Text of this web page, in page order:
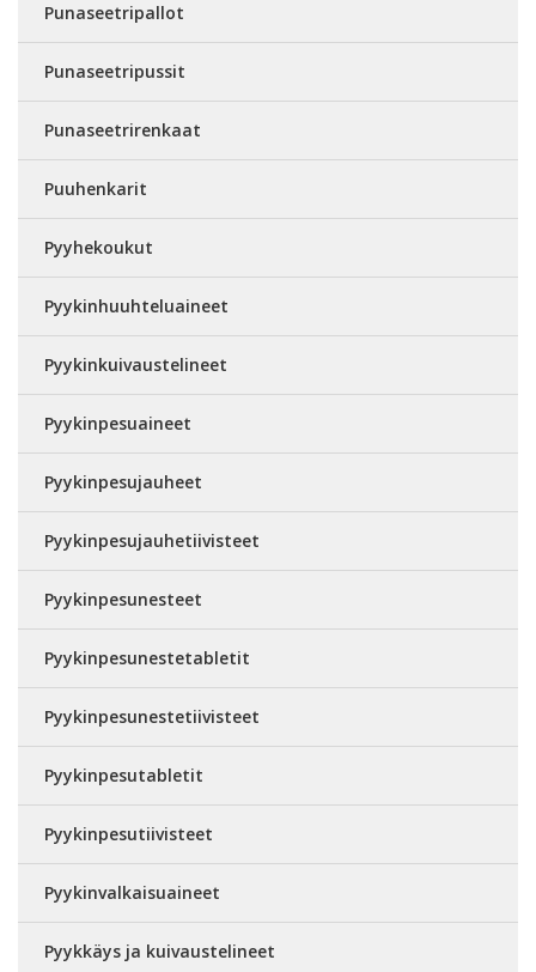
Punaseetripallot
Punaseetripussit
Punaseetrirenkaat
Puuhenkarit
Pyyhekoukut
Pyykinhuuhteluaineet
Pyykinkuivaustelineet
Pyykinpesuaineet
Pyykinpesujauheet
Pyykinpesujauhetiivisteet
Pyykinpesunesteet
Pyykinpesunestetabletit
Pyykinpesunestetiivisteet
Pyykinpesutabletit
Pyykinpesutiivisteet
Pyykinvalkaisuaineet
Pyykkäys ja kuivaustelineet